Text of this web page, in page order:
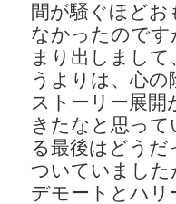
間が騒ぐほど
なかったので
まり出しまし
うよりは、心
ストーリー展
きたなと思っ
る最後はどう
ついていまし
デモートとハ